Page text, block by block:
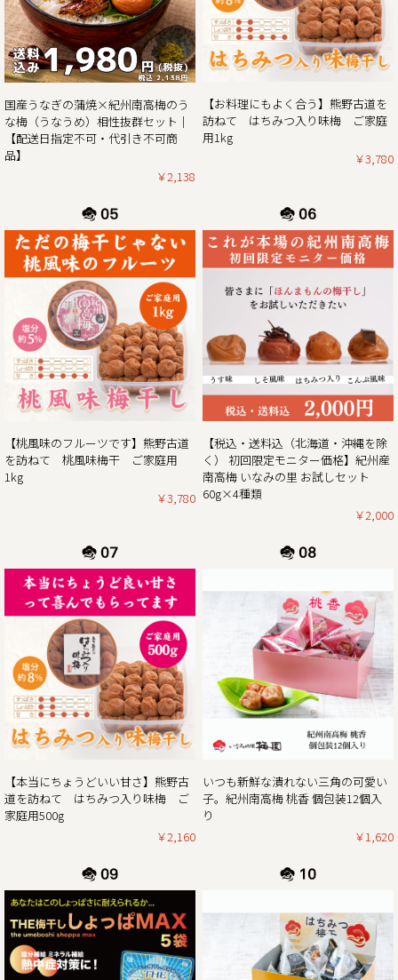
生クリームぱんだ21個セットが大特価!!ぜひこの機会をお見
逃しなく。
2025/02/01
紀州南高梅がお買い得な春の花まつり企画 & ご購入でポイン
ト5倍プレゼントのダブルキャンペーン開催！！
この度、ご家庭用梅干1kg×2個セットが大変お得にお買い求
めいただけるお買い得企画を開催させていただきます。ま
た、期間中当企画の商品をご購入いただいたお客様全員に
さらにダブルキャンペーンとして、今ならショップ内の全商
品を対象にご購入時に通常のポイント5倍プレゼント！
ぜひお得なこの機会に本場紀州南高梅の梅干しをご賞味くだ
2025/01/06
2025年新春梅干しお買得企画のご案内｜紀州南高梅ご家庭用
1kg×2個セットを税込・送料込みのお買い得価格にて販売
この度、ご家庭用梅干1kg×2個セットが大変お得にお買い求
めいただけるお買い得企画を開催します。また、期間中当企
画の商品をご購入いただいたお客様全員に「梅エキス飴」も
プレゼント！
ぜひお得なこの機会に本場紀州南高梅の梅干しをご賞味くだ
年末年始期間中の営業日の営業のお知らせ
平素は格別のご高配を賜り厚く御礼申し上げます。
表記の件、下記の通りご案内させていただきます。
何かとご迷惑をお掛け致しますが、何卒ご理解とご協力を賜
りますよう宜しくお願い致します。
2024年12月21日（土曜日）お正月前出荷ご注文受付最終日
※2024年12月21日（土曜日）以降の注文分は2025年1月7日
（火曜日）以降の出荷。
2024年12月27日（金曜日）
2024年12月29日（日曜日）～ 2025年1月5日（日曜
日） 休 業 日
2025年1月6日（月曜
日） 平常通り営業
休業日後は、大変混雑が予想されますのであらかじめのご注
2024/11/01
国産うなぎの蒲焼×紀州南高梅のう
な梅（うなうめ）相性抜群セット｜
【配送日指定不可・代引き不可商
品】
￥2,138
【お料理にもよく合う】熊野古道を
訪ねて はちみつ入り味梅 ご家庭
用1kg
￥3,780
【桃風味のフルーツです】熊野古道
を訪ねて 桃風味梅干 ご家庭用
1kg
￥3,780
【税込・送料込（北海道・沖縄を除
く） 初回限定モニター価格】紀州産
南高梅 いなみの里 お試しセット
60g×4種類
￥2,000
【本当にちょうどいい甘さ】熊野古
道を訪ねて はちみつ入り味梅 ご
家庭用500g
￥2,160
いつも新鮮な潰れない三角の可愛い
子。紀州南高梅 桃香 個包装12個入
り
￥1,620